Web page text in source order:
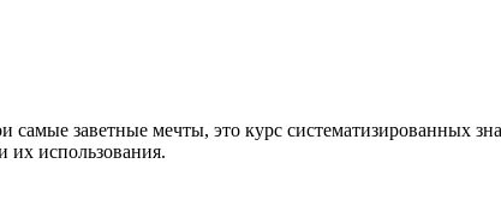
самые заветные мечты, это курс систематизированных
их использования.